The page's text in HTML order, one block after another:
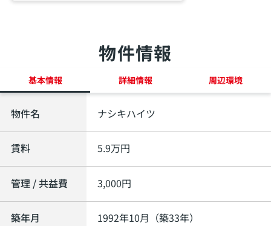
物件情報
基本情報 詳細情報 周辺環境
物件名 ナシキハイツ
賃料 5.9万円
管理 / 共益費 3,000円
築年月 1992年10月（築33年）